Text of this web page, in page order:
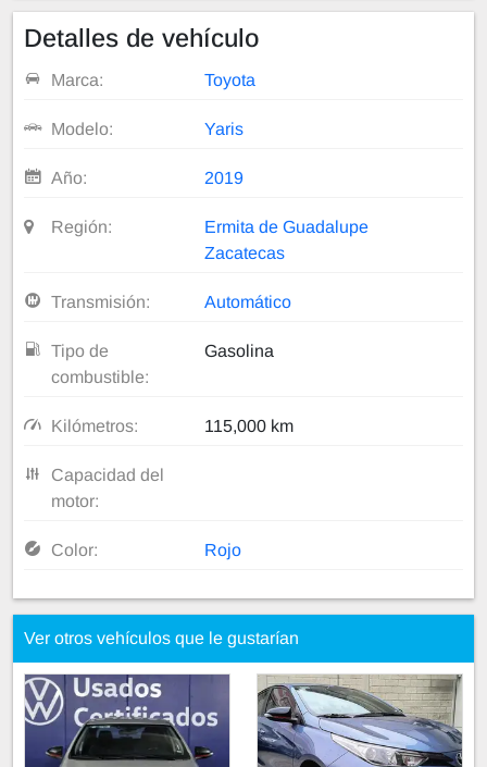
Detalles de vehículo
Marca: Toyota
Modelo: Yaris
Año: 2019
Región:
Ermita de Guadalupe
Zacatecas
Transmisión: Automático
Tipo de
combustible:
Gasolina
Kilómetros: 115,000 km
Capacidad del
motor:
Color: Rojo
Ver otros vehículos que le gustarían